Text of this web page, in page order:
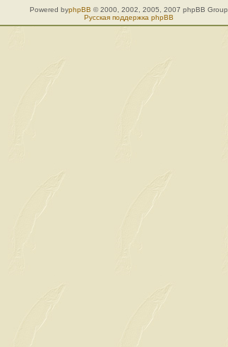
Powered byphpBB © 2000, 2002, 2005, 2007 phpBB Group
Русская поддержка phpBB